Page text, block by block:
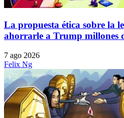
La propuesta ética sobre la
ahorrarle a Trump millones
7 ago 2026
Felix Ng